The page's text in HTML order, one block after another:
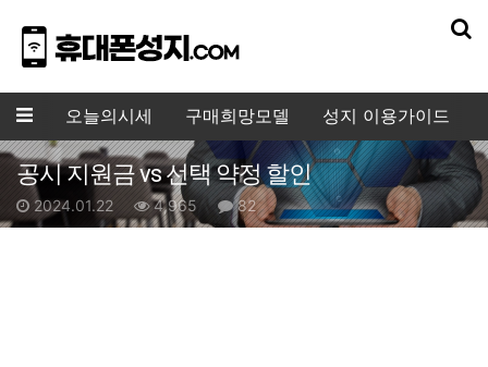
메뉴 오늘의시세 구매희망모델 성지 이용가이드
공시 지원금 vs 선택 약정 할인
작성일
2024.01.22 조회수4,965 댓글수82